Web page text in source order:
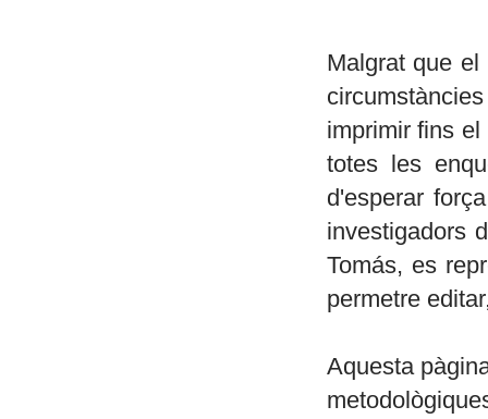
Malgrat que
imprimir fins
totes les
d'esperar
investigadors
Tomás, es
permetre
Aquesta